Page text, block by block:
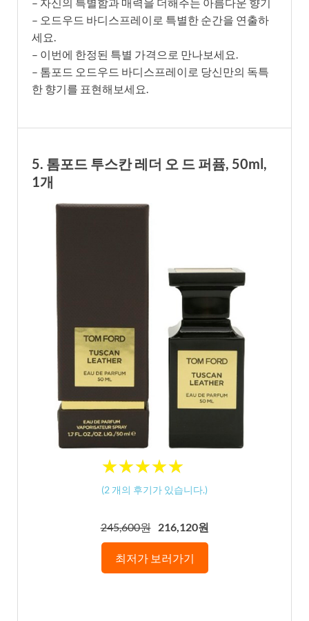
– 오드우드 바디스프레이로 특별한 순간을 연출하
세요.
– 이번에 한정된 특별 가격으로 만나보세요.
– 톰포드 오드우드 바디스프레이로 당신만의 독특
한 향기를 표현해보세요.
5. 톰포드 투스칸 레더 오 드 퍼퓸, 50ml,
1개
★★★★★
★★★★★
(2 개의 후기가 있습니다.)
245,600원 216,120원
최저가 보러가기